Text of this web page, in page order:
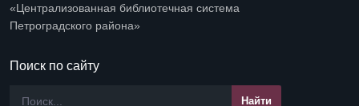
«Централизованная библиотечная система
Петроградского района»
Поиск по сайту